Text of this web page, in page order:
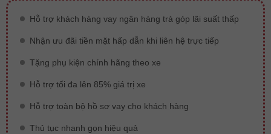
Hỗ trợ khách hàng vay ngân hàng trả góp lãi suất thấp
Nhận ưu đãi tiền mặt hấp dẫn khi liên hệ trực tiếp
Tặng phụ kiện chính hãng theo xe
Hỗ trợ tối đa lên 85% giá trị xe
Hỗ trợ toàn bộ hồ sơ vay cho khách hàng
Thủ tục nhanh gọn hiệu quả